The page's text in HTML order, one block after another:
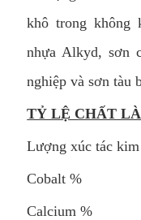
khô trong không
nhựa Alkyd, sơn
nghiệp và sơn tàu
TỶ LỆ CHẤT
Lượng xúc tác
Cobalt
Calcium